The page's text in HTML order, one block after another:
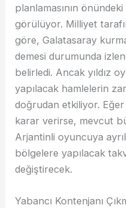
planlamasının
görülüyor. Milliyet
göre, Galatasaray
demesi durumunda
belirledi. Ancak yıldız
yapılacak hamlelerin
doğrudan etkiliyor.
karar verirse, mevcut
Arjantinli oyuncuya
bölgelere yapılacak
değiştirecek.
Yabancı Kontenjanı